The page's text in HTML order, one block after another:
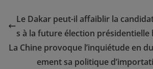
Le Dakar peut-il affaiblir la
s à la future élection présidentielle
La Chine provoque l’inquiétude en
ement sa politique